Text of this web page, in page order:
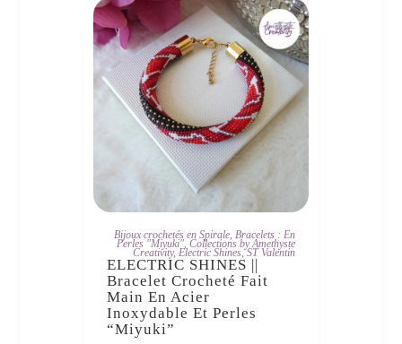
JE L'ADOPTE
Bijoux crochetés en Spirale, Bracelets : En
Perles "Miyuki", Collections by Amethyste
Creativity, Electric Shines,ST Valentin
ELECTRIC SHINES ||
Bracelet Crocheté Fait
Main En Acier
Inoxydable Et Perles
“Miyuki”